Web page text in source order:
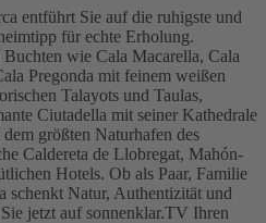
entführt Sie auf die ruhigste und
für echte Erholung.
Buchten wie Cala Macarella, Cala
Pregonda mit feinem weißen
Talayots und Taulas,
Ciutadella mit seiner Kathedrale
größten Naturhafen des
Caldereta de Llobregat, Mahón-
Hotels. Ob als Paar, Familie
schenkt Natur, Authentizität und
jetzt auf sonnenklar.TV Ihren